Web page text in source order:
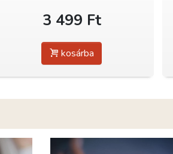
3 499 Ft
kosárba